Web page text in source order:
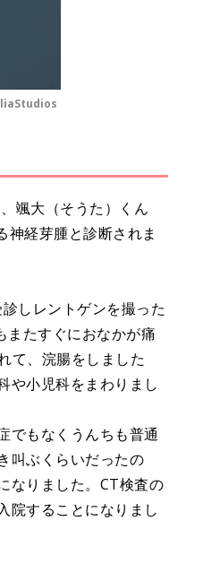
颯大（そうた）くん
神経芽腫と診断されま
しレントゲンを撮った
またすぐにおなかが痛
て、浣腸をしました
や小児科をまわりまし
でもなくうんちも普通
叫ぶくらいだったの
なりました。CT検査の
院することになりまし